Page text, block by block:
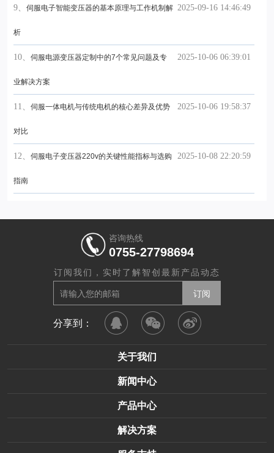
2025-09-16 14:46:49
9、 伺服电子智能变压器的基本原理与工作机制解
析
2025-10-06 06:39:01
10、 伺服电源变压器定制中的7个常见问题及专
业解决方案
2025-10-06 19:58:37
11、 伺服一体电机与传统电机的核心差异及优势
对比
2025-10-08 22:20:59
12、 伺服电子变压器220v的关键性能指标与选购
指南
咨询热线
0755-27798694
订阅我们，实时了解智创最新产品动态
分享到：
关于我们
新闻中心
产品中心
解决方案